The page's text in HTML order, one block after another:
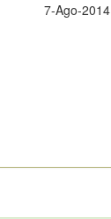
7-Ago-2014